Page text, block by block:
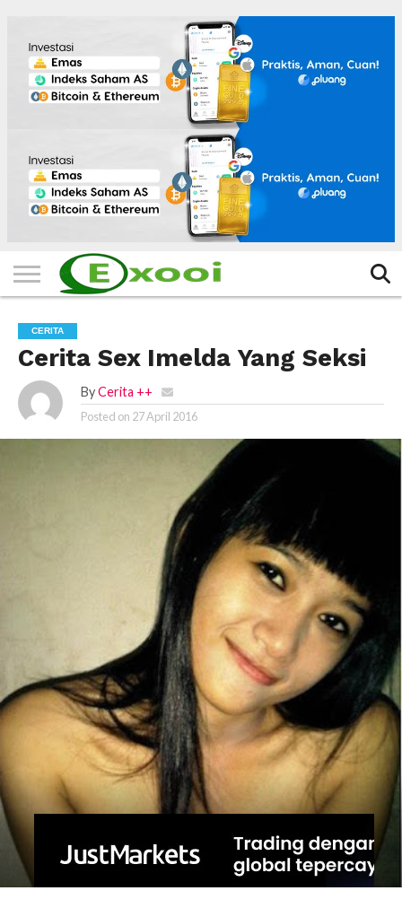
HOME
FILTER
BERITA
BIODATA
CERITA
CERPEN
EKSKLUSIF
FOTO
VIDEO
TIPS
MORE
CERITA
Cerita Sex Imelda Yang Seksi
By Cerita ++
Posted on 27 April 2016